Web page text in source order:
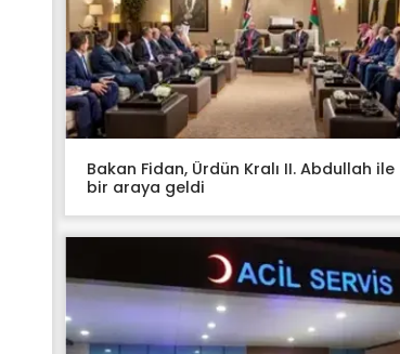
Bakan Fidan, Ürdün Kralı II. Abdullah ile
bir araya geldi